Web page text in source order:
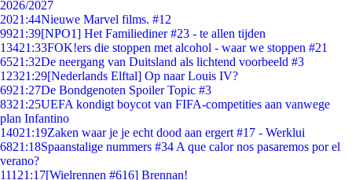
2026/2027
2021:44Nieuwe Marvel films. #12
9921:39[NPO1] Het Familiediner #23 - te allen tijden
13421:33FOK!ers die stoppen met alcohol - waar we stoppen #21
6521:32De neergang van Duitsland als lichtend voorbeeld #3
12321:29[Nederlands Elftal] Op naar Louis IV?
6921:27De Bondgenoten Spoiler Topic #3
8321:25UEFA kondigt boycot van FIFA-competities aan vanwege
plan Infantino
14021:19Zaken waar je je echt dood aan ergert #17 - Werklui
6821:18Spaanstalige nummers #34 A que calor nos pasaremos por el
verano?
111 21:17[Wielrennen #616] Brennan!